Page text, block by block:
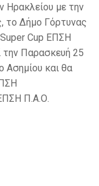
με την
το Δήμο Γόρτυνας
Cup ΕΠΣΗ
Παρασκευή 25
Ασημίου και θα
Π.Α.Ο.